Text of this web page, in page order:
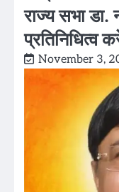
राज्य सभा
प्रतिनिधित्व
November 3,